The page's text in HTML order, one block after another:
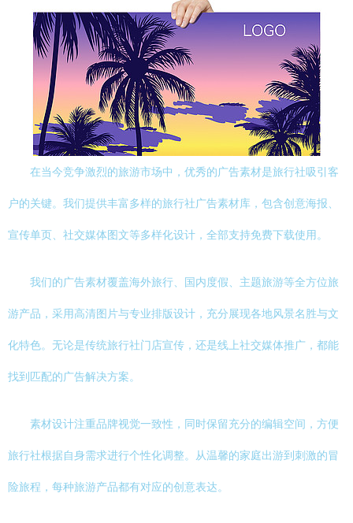
在当今竞争激烈的旅游市场中，优秀的广告素材是旅行社吸引客
户的关键。我们提供丰富多样的旅行社广告素材库，包含创意海报、
宣传单页、社交媒体图文等多样化设计，全部支持免费下载使用。
我们的广告素材覆盖海外旅行、国内度假、主题旅游等全方位旅
游产品，采用高清图片与专业排版设计，充分展现各地风景名胜与文
化特色。无论是传统旅行社门店宣传，还是线上社交媒体推广，都能
找到匹配的广告解决方案。
素材设计注重品牌视觉一致性，同时保留充分的编辑空间，方便
旅行社根据自身需求进行个性化调整。从温馨的家庭出游到刺激的冒
险旅程，每种旅游产品都有对应的创意表达。